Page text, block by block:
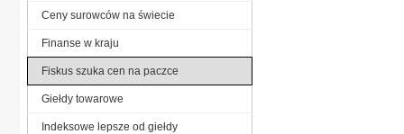
Ceny surowców na świecie
Finanse w kraju
Fiskus szuka cen na paczce
Giełdy towarowe
Indeksowe lepsze od giełdy